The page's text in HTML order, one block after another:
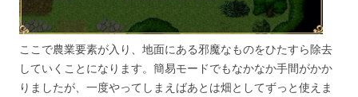
ここで農業要素が入り、地面にある邪魔なものをひたすら除去
していくことになります。簡易モードでもなかなか手間がかか
りましたが、一度やってしまえばあとは畑としてずっと使えま